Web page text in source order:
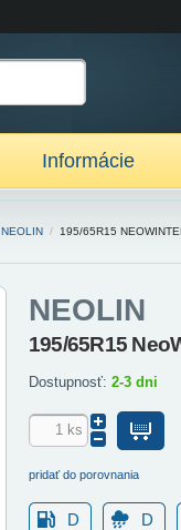
Informácie
NEOLIN /
195/65R15
NEOLIN
195/65R15
Dostupnosť: 2-3 dni
pridať do porovnania
D D